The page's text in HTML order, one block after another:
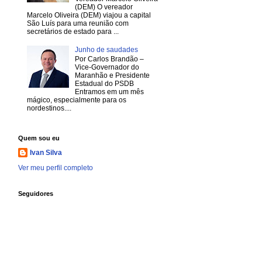
(DEM) O vereador
Marcelo Oliveira (DEM) viajou a capital
São Luís para uma reunião com
secretários de estado para ...
Junho de saudades
Por Carlos Brandão –
Vice-Governador do
Maranhão e Presidente
Estadual do PSDB
Entramos em um mês
mágico, especialmente para os
nordestinos....
Quem sou eu
Ivan Silva
Ver meu perfil completo
Seguidores